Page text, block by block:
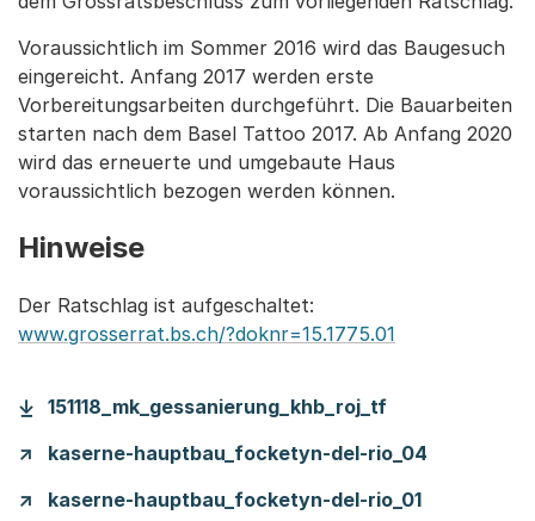
Voraussichtlich im Sommer 2016 wird das Baugesuch
eingereicht. Anfang 2017 werden erste
Vorbereitungsarbeiten durchgeführt. Die Bauarbeiten
starten nach dem Basel Tattoo 2017. Ab Anfang 2020
wird das erneuerte und umgebaute Haus
voraussichtlich bezogen werden können.
Hinweise
Der Ratschlag ist aufgeschaltet:
www.grosserrat.bs.ch/?doknr=15.1775.01
151118_mk_gessanierung_khb_roj_tf
kaserne-hauptbau_focketyn-del-rio_04
kaserne-hauptbau_focketyn-del-rio_01